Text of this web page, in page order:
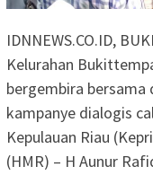
IDNNEWS.CO.ID,
Kelurahan
bergembira bersama
kampanye dialogis
Kepulauan Riau
(HMR) – H Aunur